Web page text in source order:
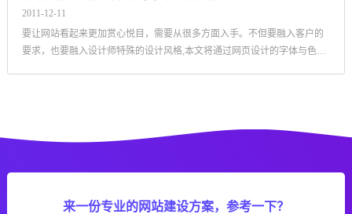
2011-12-11
要让网站看起来更加赏心悦目，需要从很多方面入手。不但要融入客户的
要求，也要融入设计师特殊的设计风格,本文将通过网页设计的字体与色彩
来一份专业的网站建设方案，参考一下？